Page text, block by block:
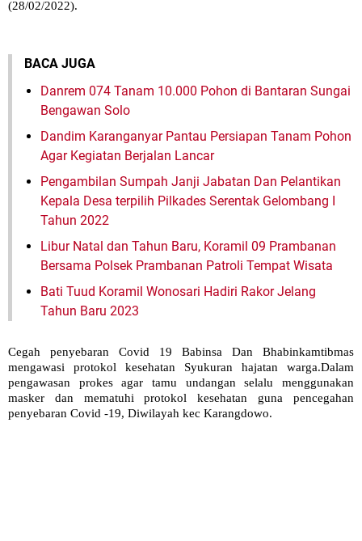
(28/02/2022).
BACA JUGA
Danrem 074 Tanam 10.000 Pohon di Bantaran Sungai
Bengawan Solo
Dandim Karanganyar Pantau Persiapan Tanam Pohon
Agar Kegiatan Berjalan Lancar
Pengambilan Sumpah Janji Jabatan Dan Pelantikan
Kepala Desa terpilih Pilkades Serentak Gelombang I
Tahun 2022
Libur Natal dan Tahun Baru, Koramil 09 Prambanan
Bersama Polsek Prambanan Patroli Tempat Wisata
Bati Tuud Koramil Wonosari Hadiri Rakor Jelang
Tahun Baru 2023
Cegah penyebaran Covid 19 Babinsa Dan Bhabinkamtibmas
mengawasi protokol kesehatan Syukuran hajatan warga.Dalam
pengawasan prokes agar tamu undangan selalu menggunakan
masker dan mematuhi protokol kesehatan guna pencegahan
penyebaran Covid -19, Diwilayah kec Karangdowo.